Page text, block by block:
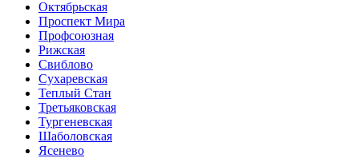
Октябрьская
Проспект Мира
Профсоюзная
Рижская
Свиблово
Сухаревская
Теплый Стан
Третьяковская
Тургеневская
Шаболовская
Ясенево